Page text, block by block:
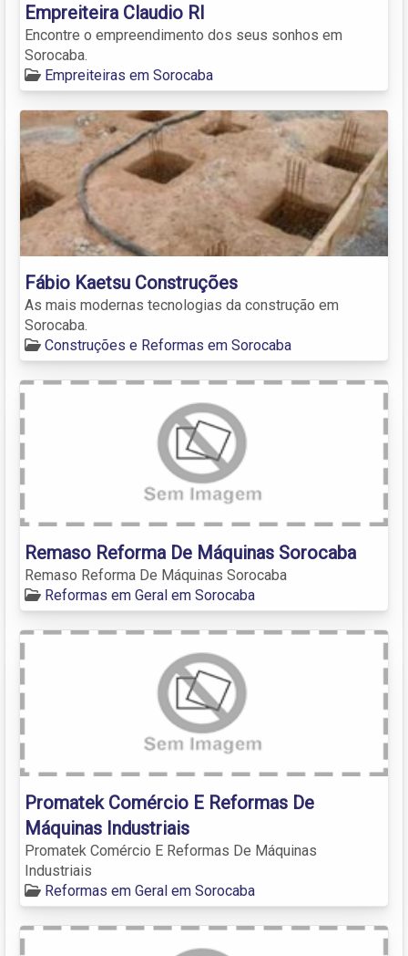
Empreiteira Claudio Rl
Encontre o empreendimento dos seus sonhos em
Sorocaba.
Empreiteiras em Sorocaba
Fábio Kaetsu Construções
As mais modernas tecnologias da construção em
Sorocaba.
Construções e Reformas em Sorocaba
Remaso Reforma De Máquinas Sorocaba
Remaso Reforma De Máquinas Sorocaba
Reformas em Geral em Sorocaba
Promatek Comércio E Reformas De
Máquinas Industriais
Promatek Comércio E Reformas De Máquinas
Industriais
Reformas em Geral em Sorocaba